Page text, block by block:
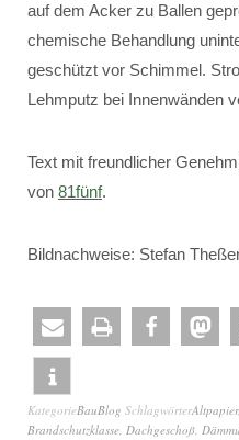
auf dem Acker zu Ballen
chemische Behandlung
geschützt vor Schimmel.
Lehmputz bei Innenwänden
Text mit freundlicher
von 81fünf.
Bildnachweise: Stefan
KategorieBauBlog SchlagwörterAltpapier,
Brandschutzklasse, Dachgeschoß,